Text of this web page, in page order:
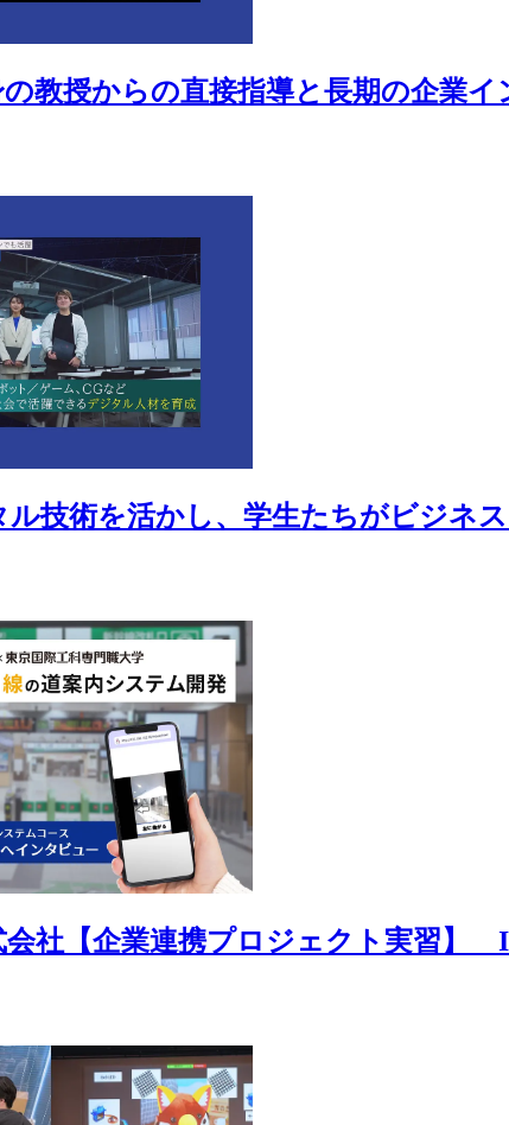
教授からの直接指導と長期の企業
技術を活かし、学生たちがビジネ
会社【企業連携プロジェクト実習】